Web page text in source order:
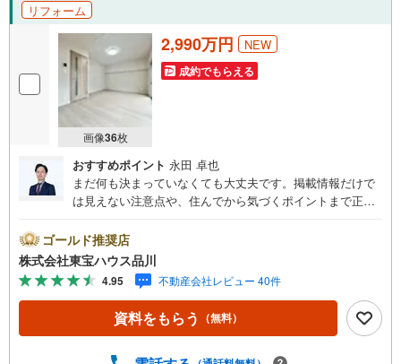
リフォーム
画像36枚
2,990万円 NEW
成約でもらえる
おすすめポイント 永田 卓也
まだ何も決まっていなくても大丈夫です。掲載情報だけで
は見えない注意点や、住んでから気づくポイントまで正直
とも包み隠さずお伝えし、「納得して選ぶ」ためのサポー
トを大切にしています。現地でしか分からないリアルな情
報も含めて、一緒に後悔しない住まい探しを進めていきま
しょう。まずはお気軽にご相談ください。【Yahoo！ 不動
産キャンペーン対象店舗】当店で物件を成約するとPayPay
ボーナスライトがもらえる「Yahoo！ 不動産 物件ご成約キ
ゴールド推奨店
株式会社東宝ハウス品川
4.95 不動産会社レビュー 40件
資料をもらう （無料）